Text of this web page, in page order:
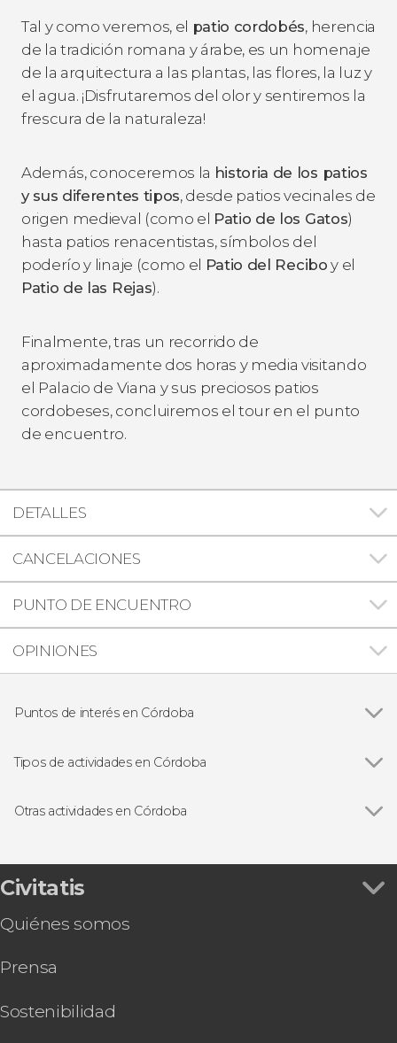
Tal y como veremos, el patio cordobés, herencia
de la tradición romana y árabe, es un homenaje
de la arquitectura a las plantas, las flores, la luz y
el agua. ¡Disfrutaremos del olor y sentiremos la
frescura de la naturaleza!
Además, conoceremos la historia de los patios
y sus diferentes tipos, desde patios vecinales de
origen medieval (como el Patio de los Gatos)
hasta patios renacentistas, símbolos del
poderío y linaje (como el Patio del Recibo y el
Patio de las Rejas).
Finalmente, tras un recorrido de
aproximadamente dos horas y media visitando
el Palacio de Viana y sus preciosos patios
cordobeses, concluiremos el tour en el punto
de encuentro.
DETALLES
CANCELACIONES
PUNTO DE ENCUENTRO
OPINIONES
Puntos de interés en Córdoba
Patios de Córdoba
Puente Romano de Córdoba
Sinagoga de Córdoba
Tipos de actividades en Córdoba
Free tours en Córdoba
Otras actividades en Córdoba
Autobús turístico de Córdoba
Tour de vinos por Córdoba
tesoro
Civitatis
Quiénes somos
Prensa
Sostenibilidad